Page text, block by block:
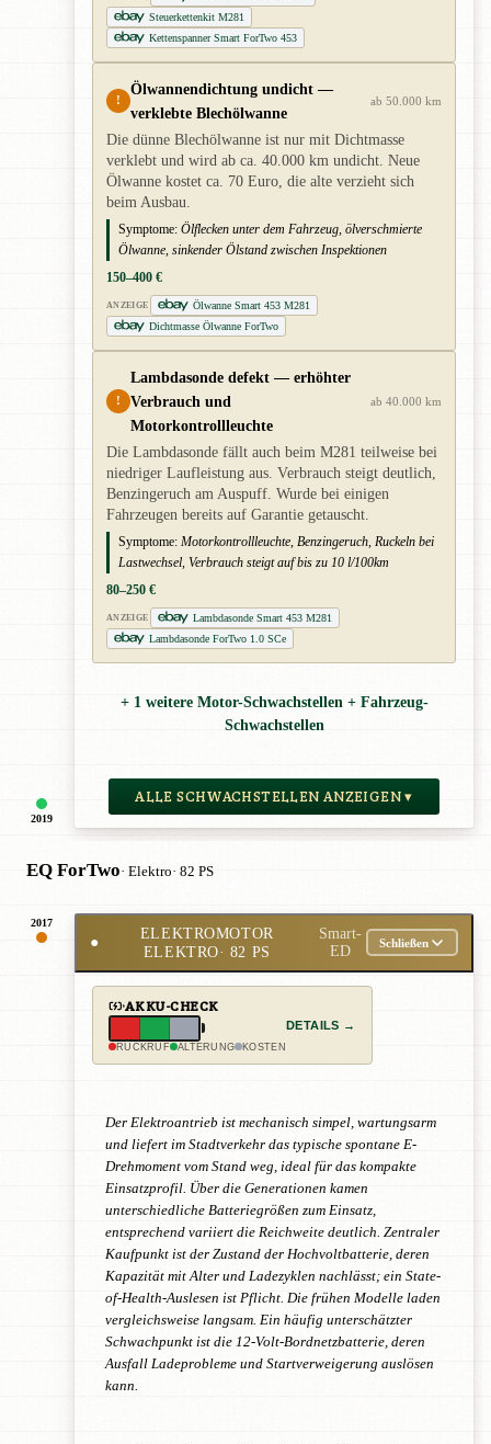
2019
Steuerkettenkit M281
Kettenspanner Smart ForTwo 453
!
Ölwannendichtung undicht —
verklebte Blechölwanne
ab 50.000 km
Die dünne Blechölwanne ist nur mit Dichtmasse
verklebt und wird ab ca. 40.000 km undicht. Neue
Ölwanne kostet ca. 70 Euro, die alte verzieht sich
beim Ausbau.
Symptome: Ölflecken unter dem Fahrzeug, ölverschmierte
Ölwanne, sinkender Ölstand zwischen Inspektionen
150–400 €
ANZEIGE
Ölwanne Smart 453 M281
Dichtmasse Ölwanne ForTwo
!
Lambdasonde defekt — erhöhter
Verbrauch und
Motorkontrollleuchte
ab 40.000 km
Die Lambdasonde fällt auch beim M281 teilweise bei
niedriger Laufleistung aus. Verbrauch steigt deutlich,
Benzingeruch am Auspuff. Wurde bei einigen
Fahrzeugen bereits auf Garantie getauscht.
Symptome: Motorkontrollleuchte, Benzingeruch, Ruckeln bei
Lastwechsel, Verbrauch steigt auf bis zu 10 l/100km
80–250 €
ANZEIGE
Lambdasonde Smart 453 M281
Lambdasonde ForTwo 1.0 SCe
+ 1 weitere Motor-Schwachstellen + Fahrzeug-
Schwachstellen
ALLE SCHWACHSTELLEN ANZEIGEN ▾
EQ ForTwo· Elektro· 82 PS
2017
●
ELEKTROMOTOR
ELEKTRO· 82 PS
Smart-
ED
Schließen
AKKU-CHECK
RÜCKRUF ALTERUNG KOSTEN
DETAILS →
Der Elektroantrieb ist mechanisch simpel, wartungsarm
und liefert im Stadtverkehr das typische spontane E-
Drehmoment vom Stand weg, ideal für das kompakte
Einsatzprofil. Über die Generationen kamen
unterschiedliche Batteriegrößen zum Einsatz,
entsprechend variiert die Reichweite deutlich. Zentraler
Kaufpunkt ist der Zustand der Hochvoltbatterie, deren
Kapazität mit Alter und Ladezyklen nachlässt; ein State-
of-Health-Auslesen ist Pflicht. Die frühen Modelle laden
vergleichsweise langsam. Ein häufig unterschätzter
Schwachpunkt ist die 12-Volt-Bordnetzbatterie, deren
Ausfall Ladeprobleme und Startverweigerung auslösen
kann.